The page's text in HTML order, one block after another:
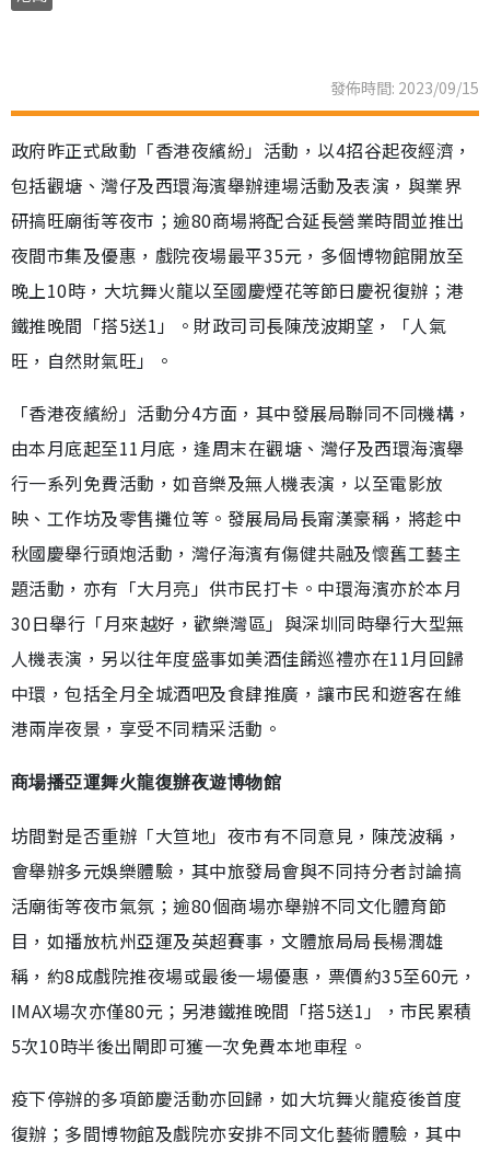
發佈時間: 2023/09/15
政府昨正式啟動「香港夜繽紛」活動，以4招谷起夜經濟，
包括觀塘、灣仔及西環海濱舉辦連場活動及表演，與業界
研搞旺廟街等夜市；逾80商場將配合延長營業時間並推出
夜間市集及優惠，戲院夜場最平35元，多個博物館開放至
晚上10時，大坑舞火龍以至國慶煙花等節日慶祝復辦；港
鐵推晚間「搭5送1」。財政司司長陳茂波期望，「人氣
旺，自然財氣旺」。
「香港夜繽紛」活動分4方面，其中發展局聯同不同機構，
由本月底起至11月底，逢周末在觀塘、灣仔及西環海濱舉
行一系列免費活動，如音樂及無人機表演，以至電影放
映、工作坊及零售攤位等。發展局局長甯漢豪稱，將趁中
秋國慶舉行頭炮活動，灣仔海濱有傷健共融及懷舊工藝主
題活動，亦有「大月亮」供市民打卡。中環海濱亦於本月
30日舉行「月來越好，歡樂灣區」與深圳同時舉行大型無
人機表演，另以往年度盛事如美酒佳餚巡禮亦在11月回歸
中環，包括全月全城酒吧及食肆推廣，讓市民和遊客在維
港兩岸夜景，享受不同精采活動。
商場播亞運舞火龍復辦夜遊博物館
坊間對是否重辦「大笪地」夜市有不同意見，陳茂波稱，
會舉辦多元娛樂體驗，其中旅發局會與不同持分者討論搞
活廟街等夜市氣氛；逾80個商場亦舉辦不同文化體育節
目，如播放杭州亞運及英超賽事，文體旅局局長楊潤雄
稱，約8成戲院推夜場或最後一場優惠，票價約35至60元，
IMAX場次亦僅80元；另港鐵推晚間「搭5送1」，市民累積
5次10時半後出閘即可獲一次免費本地車程。
疫下停辦的多項節慶活動亦回歸，如大坑舞火龍疫後首度
復辦；多間博物館及戲院亦安排不同文化藝術體驗，其中